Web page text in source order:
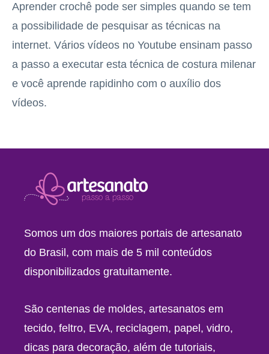
Aprender crochê pode ser simples quando se tem
a possibilidade de pesquisar as técnicas na
internet. Vários vídeos no Youtube ensinam passo
a passo a executar esta técnica de costura milenar
e você aprende rapidinho com o auxílio dos
vídeos.
Somos um dos maiores portais de artesanato
do Brasil, com mais de 5 mil conteúdos
disponibilizados gratuitamente.
São centenas de moldes, artesanatos em
tecido, feltro, EVA, reciclagem, papel, vidro,
dicas para decoração, além de tutoriais,